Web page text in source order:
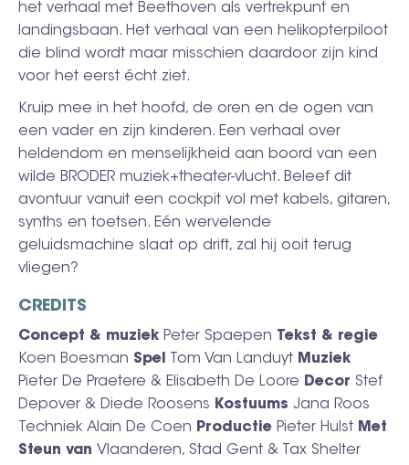
het verhaal met Beethoven als vertrekpunt en
landingsbaan. Het verhaal van een helikopterpiloot
die blind wordt maar misschien daardoor zijn kind
voor het eerst écht ziet.
Kruip mee in het hoofd, de oren en de ogen van
een vader en zijn kinderen. Een verhaal over
heldendom en menselijkheid aan boord van een
wilde BRODER muziek+theater-vlucht. Beleef dit
avontuur vanuit een cockpit vol met kabels, gitaren,
synths en toetsen. Eén wervelende
geluidsmachine slaat op drift, zal hij ooit terug
vliegen?
CREDITS
Concept & muziek Peter Spaepen Tekst & regie
Koen Boesman Spel Tom Van Landuyt Muziek
Pieter De Praetere & Elisabeth De Loore Decor Stef
Depover & Diede Roosens Kostuums Jana Roos
Techniek Alain De Coen Productie Pieter Hulst Met
Steun van Vlaanderen, Stad Gent & Tax Shelter